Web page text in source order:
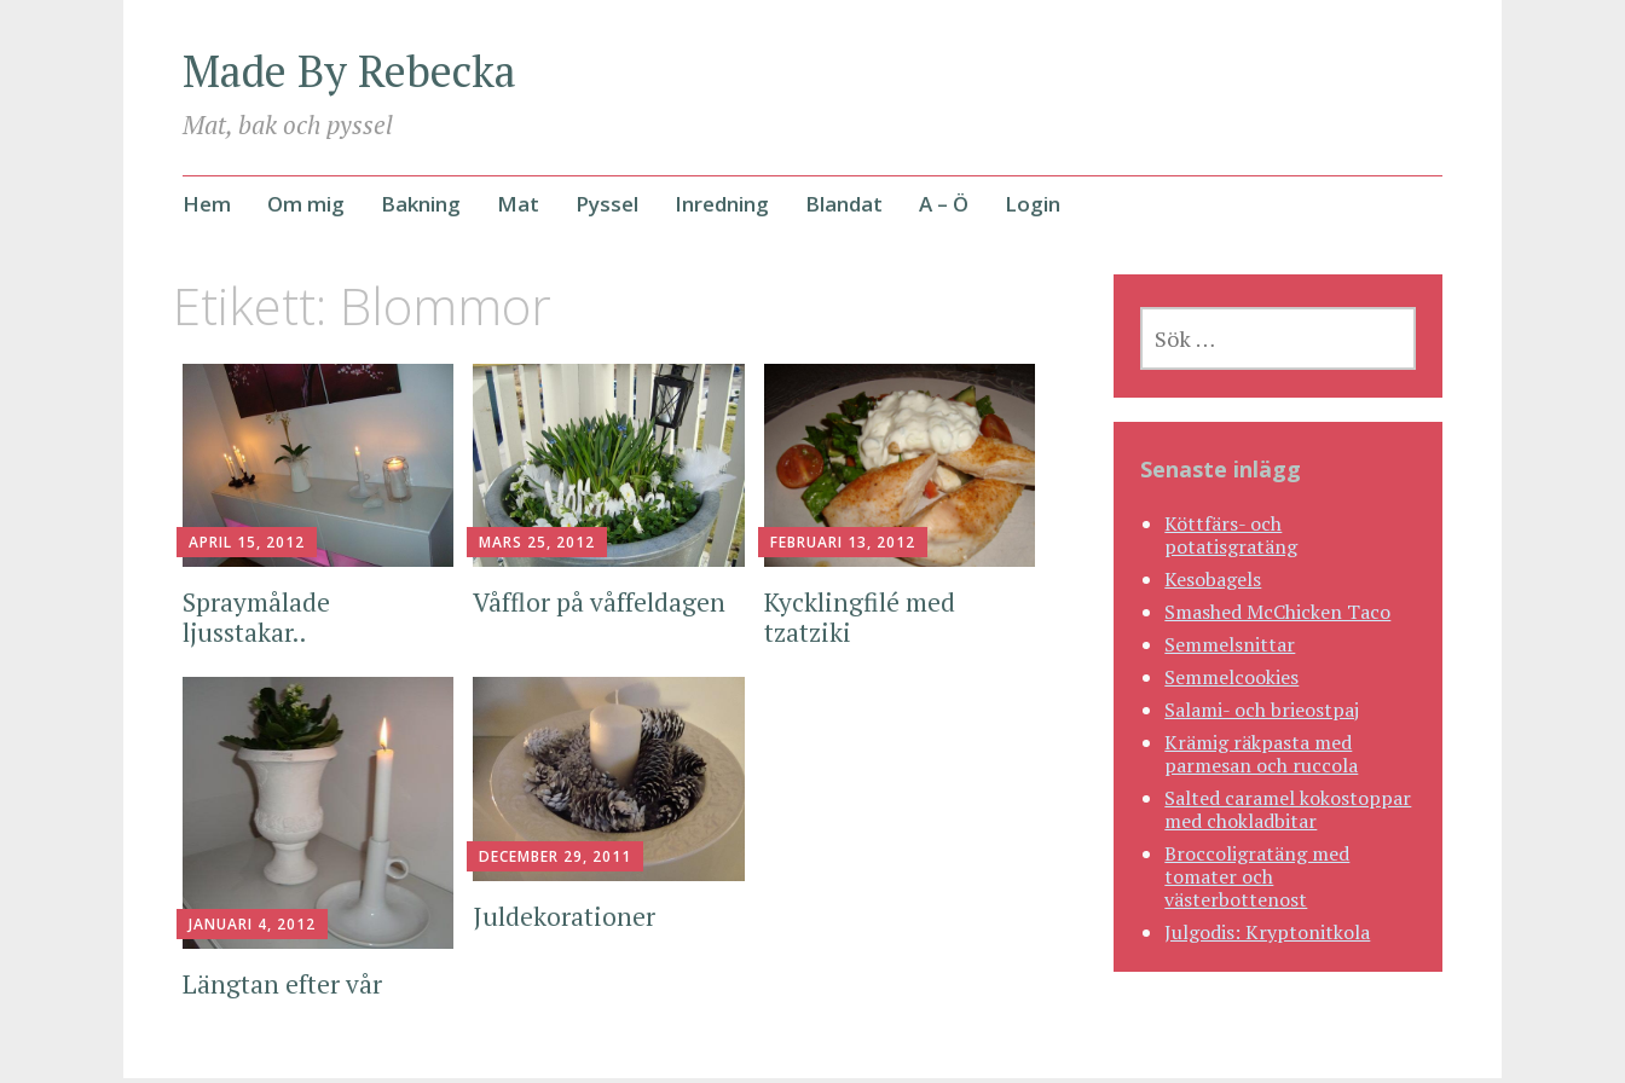
Made By Rebecka
Mat, bak och pyssel
Hoppa
Hem Om mig Bakning Mat Pyssel Inredning Blandat A – Ö Login
Etikett: Blommor
APRIL 15, 2012
Spraymålade
ljusstakar..
MARS 25, 2012
Våfflor på våffeldagen
FEBRUARI 13, 2012
Kycklingfilé med
tzatziki
JANUARI 4, 2012
Längtan efter vår
DECEMBER 29, 2011
Juldekorationer
EFTER:
Senaste inlägg
Köttfärs- och
potatisgratäng
Kesobagels
Smashed McChicken Taco
Semmelsnittar
Semmelcookies
Salami- och brieostpaj
Krämig räkpasta med
parmesan och ruccola
Salted caramel kokostoppar
med chokladbitar
Broccoligratäng med
tomater och
västerbottenost
Julgodis: Kryptonitkola